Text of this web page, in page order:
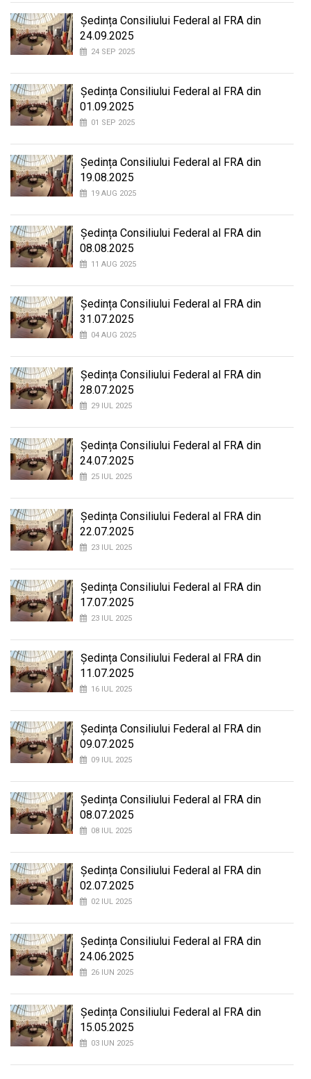
Ședința Consiliului Federal al FRA din
24.09.2025
24 SEP 2025
Ședința Consiliului Federal al FRA din
01.09.2025
01 SEP 2025
Ședința Consiliului Federal al FRA din
19.08.2025
19 AUG 2025
Ședința Consiliului Federal al FRA din
08.08.2025
11 AUG 2025
Ședința Consiliului Federal al FRA din
31.07.2025
04 AUG 2025
Ședința Consiliului Federal al FRA din
28.07.2025
29 IUL 2025
Ședința Consiliului Federal al FRA din
24.07.2025
25 IUL 2025
Ședința Consiliului Federal al FRA din
22.07.2025
23 IUL 2025
Ședința Consiliului Federal al FRA din
17.07.2025
23 IUL 2025
Ședința Consiliului Federal al FRA din
11.07.2025
16 IUL 2025
Ședința Consiliului Federal al FRA din
09.07.2025
09 IUL 2025
Ședința Consiliului Federal al FRA din
08.07.2025
08 IUL 2025
Ședința Consiliului Federal al FRA din
02.07.2025
02 IUL 2025
Ședința Consiliului Federal al FRA din
24.06.2025
26 IUN 2025
Ședința Consiliului Federal al FRA din
15.05.2025
03 IUN 2025